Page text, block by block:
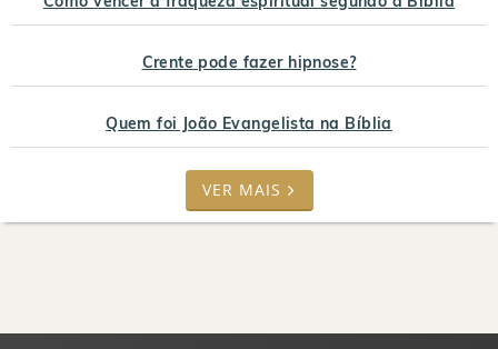
Crente pode fazer hipnose?
Quem foi João Evangelista na Bíblia
VER MAIS